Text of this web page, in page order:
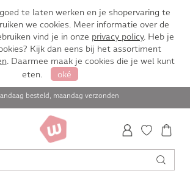
te laten werken en je shopervaring te
we cookies. Meer informatie over de
vind je in onze privacy policy. Heb je
Kijk dan eens bij het assortiment
. Daarmee maak je cookies die je wel kunt
eten.
oké
besteld, maandag verzonden